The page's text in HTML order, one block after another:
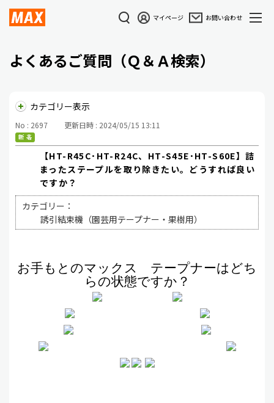
マイページ お問い合わせ
よくあるご質問（Ｑ＆Ａ検索）
カテゴリー表示
No : 2697 更新日時 : 2024/05/15 13:11
【HT-R45C･HT-R24C、HT-S45E･HT-S60E】詰
まったステープルを取り除きたい。どうすれば良い
ですか？
カテゴリー：
誘引結束機（園芸用テープナー・果樹用）
お手もとのマックス テープナーはどち
らの状態ですか？